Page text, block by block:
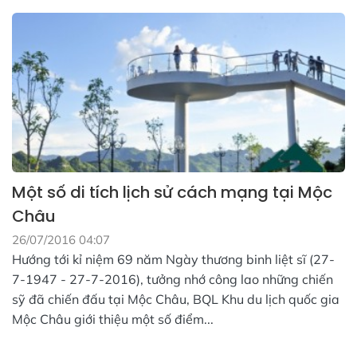
Một số di tích lịch sử cách mạng tại Mộc
Châu
26/07/2016 04:07
Hướng tới kỉ niệm 69 năm Ngày thương binh liệt sĩ (27-
7-1947 - 27-7-2016), tưởng nhớ công lao những chiến
sỹ đã chiến đấu tại Mộc Châu, BQL Khu du lịch quốc gia
Mộc Châu giới thiệu một số điểm...